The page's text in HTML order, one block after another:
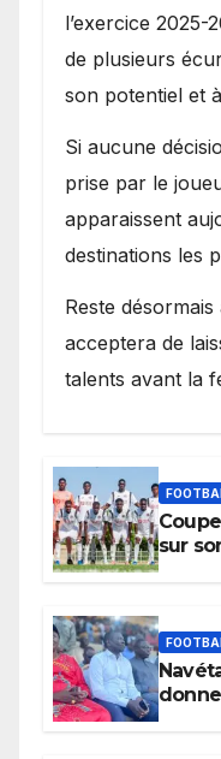
l’exercice 2025-
de plusieurs
son potentiel et
Si aucune
prise par le
apparaissent
destinations les
Reste
acceptera de
talents avant la
sur